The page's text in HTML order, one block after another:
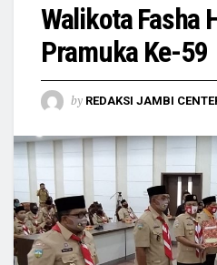
Walikota Fasha
Pramuka Ke-59
by REDAKSI JAMBI